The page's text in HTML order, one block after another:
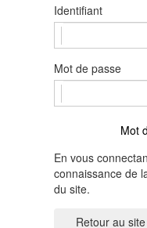
Identifiant
Mot de passe
Mot
En vous
connaissance de
du site.